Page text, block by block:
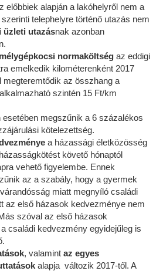
előbbiek alapján a lakóhelyről nem a
telephelyre történő utazás nem
üzleti utazásnak azonban
normaköltség az eddigi
emelkedik kilométerenként 2017
megteremtődik az összhang a
szintén 15 Ft/km
esetében megszűnik a 6 százalékos
kötelezettség.
a házassági életközösség
követő hónaptól
vehető figyelembe. Ennek
az a szabály, hogy a gyermek
miatt megnyíló családi
az első házasok kedvezménye nem
szóval az első házasok
családi kedvezmény egyidejűleg is
, valamint az egyes
alapja változik 2017-től. A